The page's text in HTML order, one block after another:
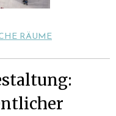
RÄUME